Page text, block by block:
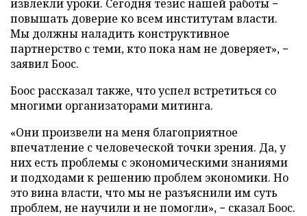
извлекли уроки. Сегодня тезис нашей работы −
повышать доверие ко всем институтам власти.
Мы должны наладить конструктивное
партнерство с теми, кто пока нам не доверяет», −
заявил Боос.
Боос рассказал также, что успел встретиться со
многими организаторами митинга.
«Они произвели на меня благоприятное
впечатление с человеческой точки зрения. Да, у
них есть проблемы с экономическими знаниями
и подходами к решению проблем экономики. Но
это вина власти, что мы не разъяснили им суть
проблем, не научили и не помогли», − сказал Боос.